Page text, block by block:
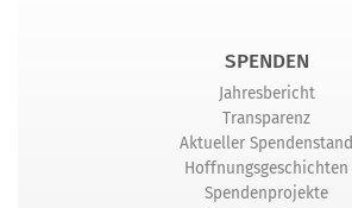
SPENDEN
Jahresbericht
Transparenz
Aktueller Spendenstand
Hoffnungsgeschichten
Spendenprojekte